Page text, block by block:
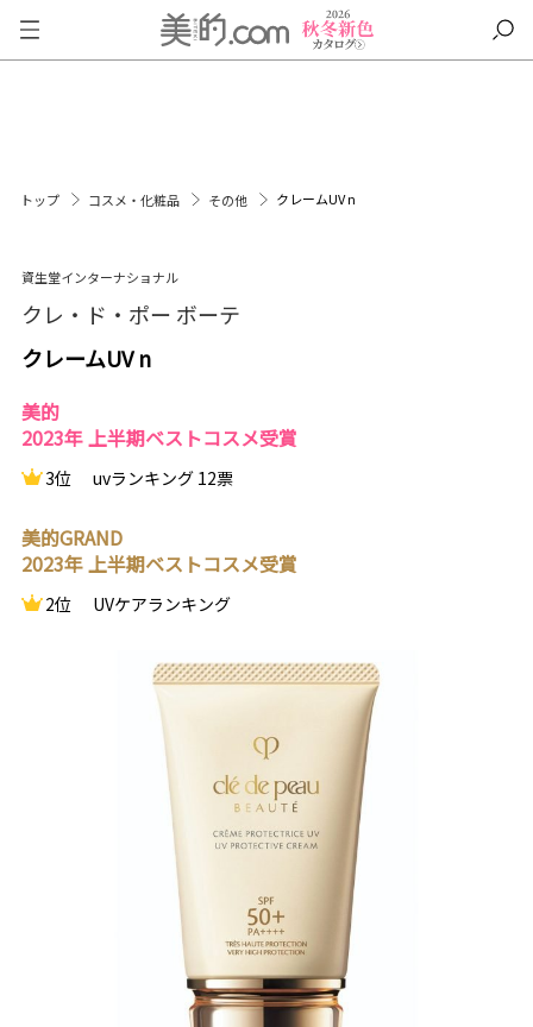
トップ コスメ・化粧品 その他 クレームUV n
資生堂インターナショナル
クレ・ド・ポー ボーテ
クレームUV n
美的
2023年 上半期ベストコスメ受賞
3位 uvランキング 12票
美的GRAND
2023年 上半期ベストコスメ受賞
2位 UVケアランキング